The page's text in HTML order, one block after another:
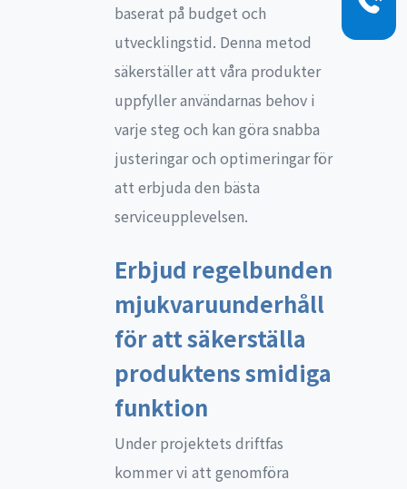
baserat på budget och
utvecklingstid. Denna metod
säkerställer att våra produkter
uppfyller användarnas behov i
varje steg och kan göra snabba
justeringar och optimeringar för
att erbjuda den bästa
serviceupplevelsen.
Erbjud regelbunden
mjukvaruunderhåll
för att säkerställa
produktens smidiga
funktion
Under projektets driftfas
kommer vi att genomföra